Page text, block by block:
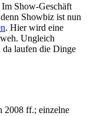
Show-Geschäft
Showbiz ist nun
. Hier wird eine
Ungleich
laufen die Dinge
2008 ff.; einzelne